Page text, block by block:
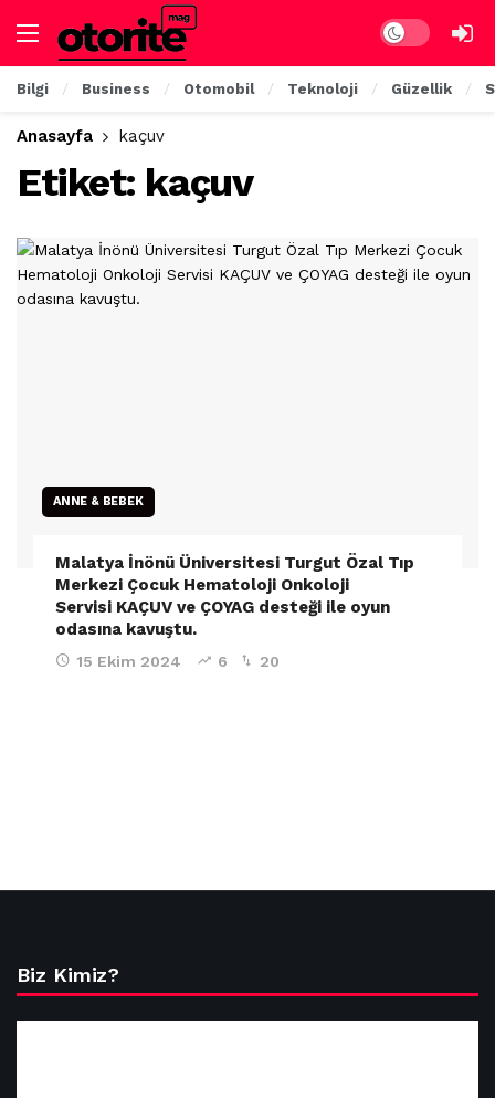
Dark mode
Bilgi Business Otomobil Teknoloji Güzellik
Anasayfa kaçuv
Etiket: kaçuv
ANNE & BEBEK
Malatya İnönü Üniversitesi Turgut Özal Tıp
Merkezi Çocuk Hematoloji Onkoloji
Servisi KAÇUV ve ÇOYAG desteği ile oyun
odasına kavuştu.
15 Ekim 2024 6 20
Biz Kimiz?